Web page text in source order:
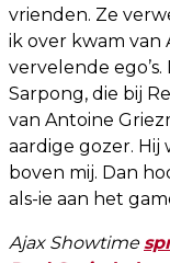
vrienden. Ze
ik over kwam van
vervelende
Sarpong, die bij
van Antoine
aardige gozer.
boven mij. Dan
als-ie aan het
Ajax Showtime